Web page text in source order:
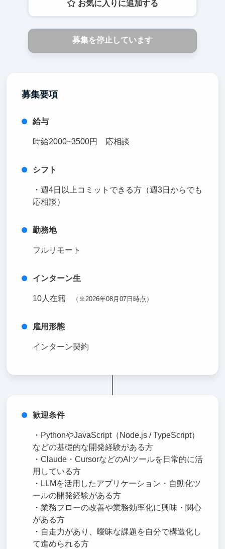
お気に入りに追加する
募集を停止しています
募集要項
給与
時給2000~3500円 応相談
シフト
・週4日以上コミットできる方（週3日からでも
応相談）
勤務地
フルリモート
インターン生
10人在籍 （※2026年08月07日時点）
雇用形態
インターン契約
歓迎条件
・PythonやJavaScript（Node.js / TypeScript）
などの基礎的な開発経験がある方
・Claude・CursorなどのAIツールを日常的に活
用している方
・LLMを活用したアプリケーション・自動化ツ
ールの開発経験がある方
・業務フローの改善や業務効率化に興味・関心
がある方
・自走力があり、曖昧な課題を自分で構造化し
て進められる方